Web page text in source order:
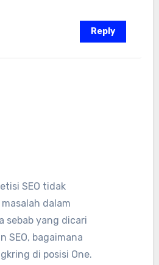
Reply
SEO tidak
dalam
sebab yang dicari
SEO, bagaimana
di posisi One.